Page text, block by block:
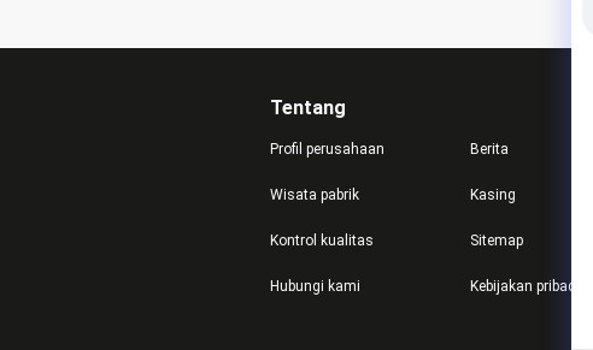
Tentang
Profil perusahaan
Wisata pabrik
Kontrol kualitas
Hubungi kami
Berita
Kasing
Sitemap
Kebijakan pribadi